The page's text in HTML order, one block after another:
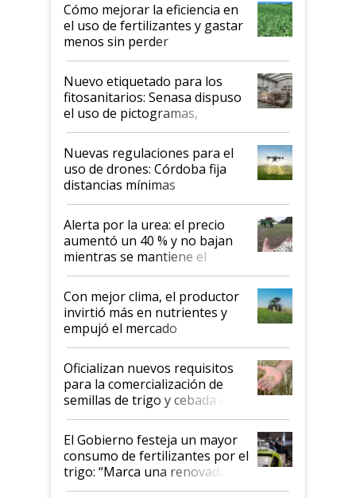
Cómo mejorar la eficiencia en
el uso de fertilizantes y gastar
menos sin perder
productividad en la campaña
fina
Nuevo etiquetado para los
fitosanitarios: Senasa dispuso
el uso de pictogramas,
palabras de advertencia e
indicaciones
Nuevas regulaciones para el
uso de drones: Córdoba fija
distancias mínimas
Alerta por la urea: el precio
aumentó un 40 % y no bajan
mientras se mantiene el
conflicto en Medio Oriente
Con mejor clima, el productor
invirtió más en nutrientes y
empujó el mercado
Oficializan nuevos requisitos
para la comercialización de
semillas de trigo y cebada a
granel
El Gobierno festeja un mayor
consumo de fertilizantes por el
trigo: “Marca una renovada
confianza de los productores”